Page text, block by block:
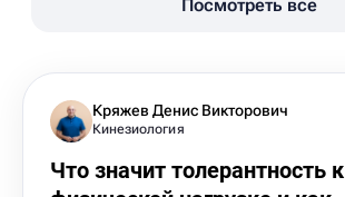
Посмотреть все
Кряжев Денис Викторович
Кинезиология
Что значит толерантность к